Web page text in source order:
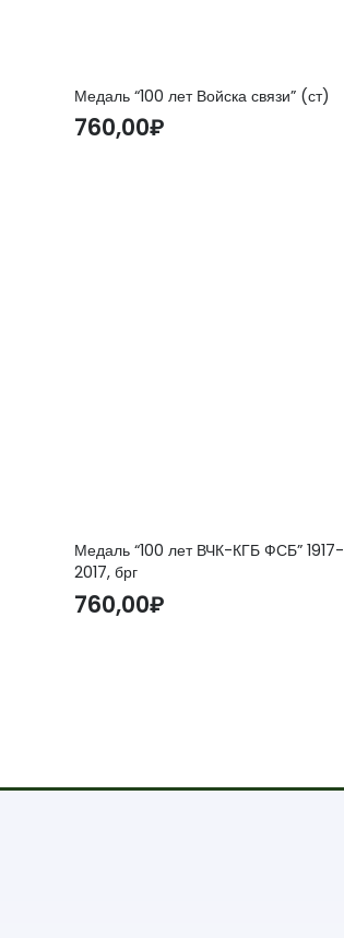
Медаль “100 лет Войска связи” (ст)
760,00₽
Медаль “100 лет ВЧК-КГБ ФСБ” 1917-
2017, брг
760,00₽